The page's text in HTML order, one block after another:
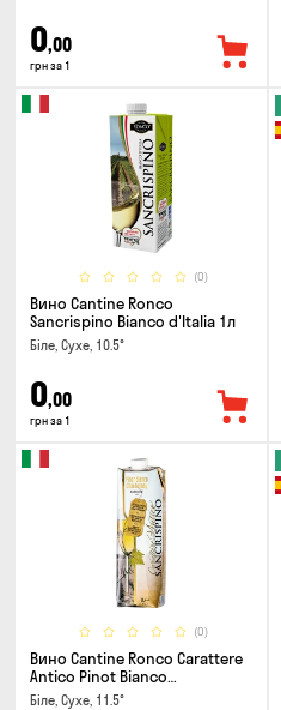
0,00
грн за 1
(0)
Вино Cantine Ronco
Sancrispino Bianco d'Italia 1л
Біле, Сухе, 10.5°
0,00
грн за 1
(0)
Вино Cantine Ronco Carattere
Antico Pinot Bianco
Chardonnay Rubicone IGT 1л
Біле, Сухе, 11.5°